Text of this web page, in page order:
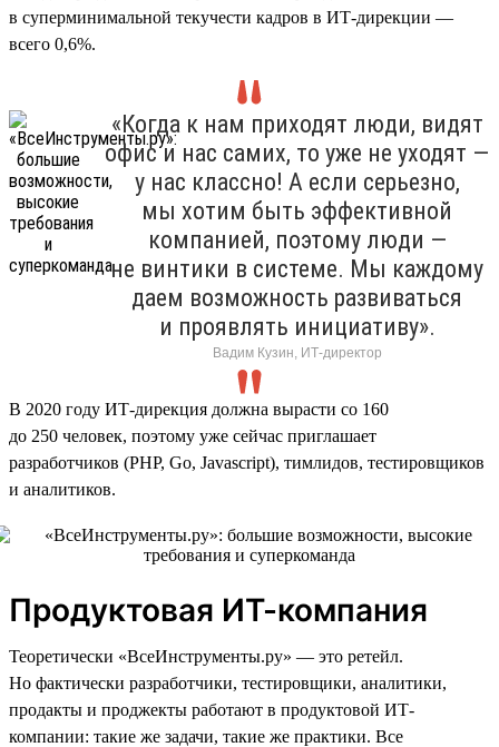
в суперминимальной текучести кадров в ИТ-дирекции —
всего 0,6%.
«Когда к нам приходят люди, видят
офис и нас самих, то уже не уходят —
у нас классно! А если серьезно,
мы хотим быть эффективной
компанией, поэтому люди —
не винтики в системе. Мы каждому
даем возможность развиваться
и проявлять инициативу».
Вадим Кузин, ИТ-директор
В 2020 году ИТ-дирекция должна вырасти со 160
до 250 человек, поэтому уже сейчас приглашает
разработчиков (PHP, Go, Javascript), тимлидов, тестировщиков
и аналитиков.
Продуктовая ИТ-компания
Теоретически «ВсеИнструменты.ру» — это ретейл.
Но фактически разработчики, тестировщики, аналитики,
продакты и проджекты работают в продуктовой ИТ-
компании: такие же задачи, такие же практики. Все